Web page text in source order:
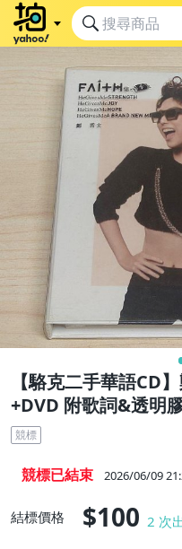
【駱克二手華語CD
+DVD 附歌詞&透明
競標
競標已結束 2026/06/09
結標價格 $100 2 次